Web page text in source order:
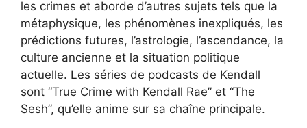
les crimes et aborde d’autres sujets tels que la
métaphysique, les phénomènes inexpliqués, les
prédictions futures, l’astrologie, l’ascendance, la
culture ancienne et la situation politique
actuelle. Les séries de podcasts de Kendall
sont “True Crime with Kendall Rae” et “The
Sesh”, qu’elle anime sur sa chaîne principale.